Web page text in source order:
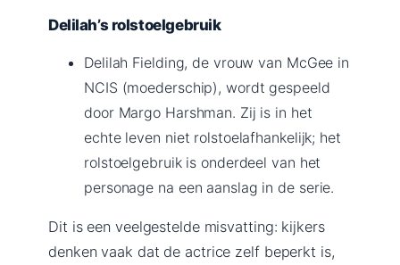
Delilah’s rolstoelgebruik
Delilah Fielding, de vrouw van McGee in
NCIS (moederschip), wordt gespeeld
door Margo Harshman. Zij is in het
echte leven niet rolstoelafhankelijk; het
rolstoelgebruik is onderdeel van het
personage na een aanslag in de serie.
Dit is een veelgestelde misvatting: kijkers
denken vaak dat de actrice zelf beperkt is,